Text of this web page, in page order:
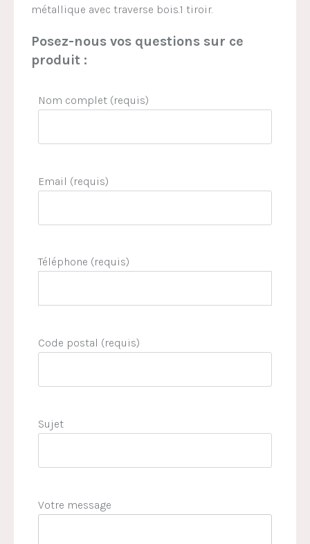
métallique avec traverse bois.1 tiroir.
Posez-nous vos questions sur ce
produit :
Nom complet (requis)
Email (requis)
Téléphone (requis)
Code postal (requis)
Sujet
Votre message